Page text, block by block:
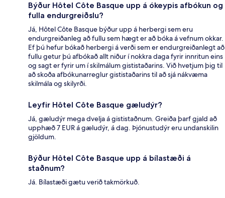
Býður Hôtel Côte Basque upp á ókeypis afbókun og
fulla endurgreiðslu?
Já, Hôtel Côte Basque býður upp á herbergi sem eru
endurgreiðanleg að fullu sem hægt er að bóka á vefnum okkar.
Ef þú hefur bókað herbergi á verði sem er endurgreiðanlegt að
fullu getur þú afbókað allt niður í nokkra daga fyrir innritun eins
og sagt er fyrir um í skilmálum gististaðarins. Við hvetjum þig til
að skoða afbókunarreglur gististaðarins til að sjá nákvæma
skilmála og skilyrði.
Leyfir Hôtel Côte Basque gæludýr?
Já, gæludýr mega dvelja á gististaðnum. Greiða þarf gjald að
upphæð 7 EUR á gæludýr, á dag. Þjónustudýr eru undanskilin
gjöldum.
Býður Hôtel Côte Basque upp á bílastæði á
staðnum?
Já. Bílastæði gætu verið takmörkuð.